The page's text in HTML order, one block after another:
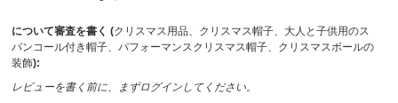
について審査を書く (クリスマス用品、クリスマス帽子、大人と子供用のス
パンコール付き帽子、パフォーマンスクリスマス帽子、クリスマスボールの
装飾):
レビューを書く前に、まずログインしてください。